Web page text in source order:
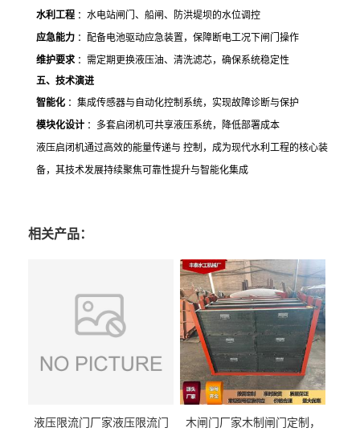
水利工程 ：水电站闸门、船闸、防洪堤坝的水位调控
应急能力 ：配备电池驱动应急装置，保障断电工况下闸门操作
维护要求 ：需定期更换液压油、清洗滤芯，确保系统稳定性
五、技术演进
智能化 ：集成传感器与自动化控制系统，实现故障诊断与保护
模块化设计 ：多套启闭机可共享液压系统，降低部署成本
液压启闭机通过高效的能量传递与 控制，成为现代水利工程的核心装
备，其技术发展持续聚焦可靠性提升与智能化集成
相关产品：
液压限流门厂家液压限流门
木闸门厂家木制闸门定制，